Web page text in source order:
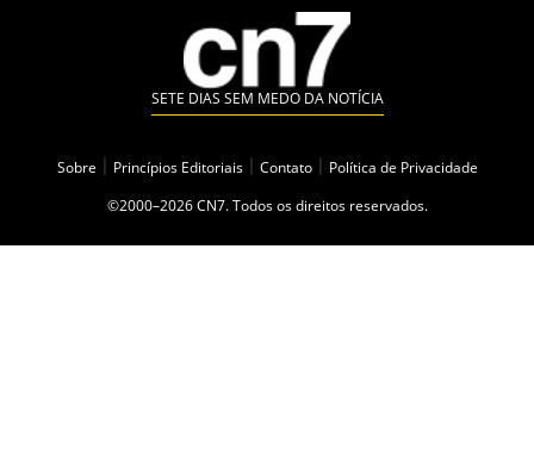
SETE DIAS SEM MEDO DA NOTÍCIA
Sobre Princípios Editoriais Contato
Política de Privacidade
©2000–2026 CN7. Todos os direitos reservados.